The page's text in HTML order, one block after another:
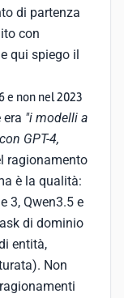
di partenza
con
e qui spiego il
e non nel 2023
"i modelli a
GPT-4,
ragionamento
è la qualità:
3, Qwen3.5 e
di dominio
entità,
Non